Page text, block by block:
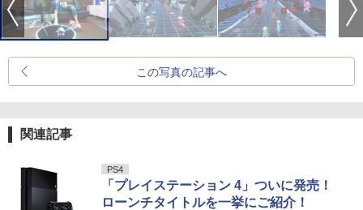
この写真の記事へ
関連記事
PS4
「プレイステーション 4」ついに発売！
ローンチタイトルを一挙にご紹介！